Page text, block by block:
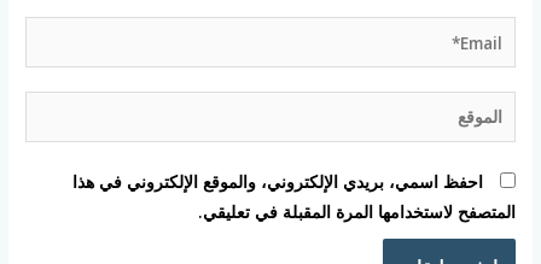
Email*
الموقع
احفظ اسمي، بريدي الإلكتروني، والموقع الإلكتروني في هذا
المتصفح لاستخدامها المرة المقبلة في تعليقي.